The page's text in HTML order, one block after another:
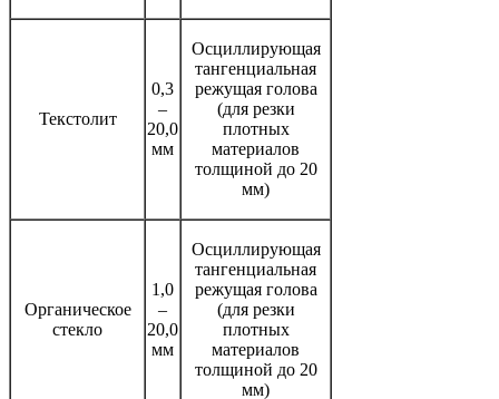
Текстолит
0,3
–
20,0
мм
Осциллирующая
тангенциальная
режущая голова
(для резки
плотных
материалов
толщиной до 20
мм)
Органическое
стекло
1,0
–
20,0
мм
Осциллирующая
тангенциальная
режущая голова
(для резки
плотных
материалов
толщиной до 20
мм)